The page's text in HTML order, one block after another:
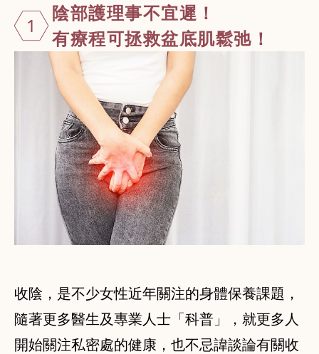
1
陰部護理事不宜遲！
有療程可拯救盆底肌鬆弛！
收陰，是不少女性近年關注的身體保養課題，
隨著更多醫生及專業人士「科普」，就更多人
開始關注私密處的健康，也不忌諱談論有關收